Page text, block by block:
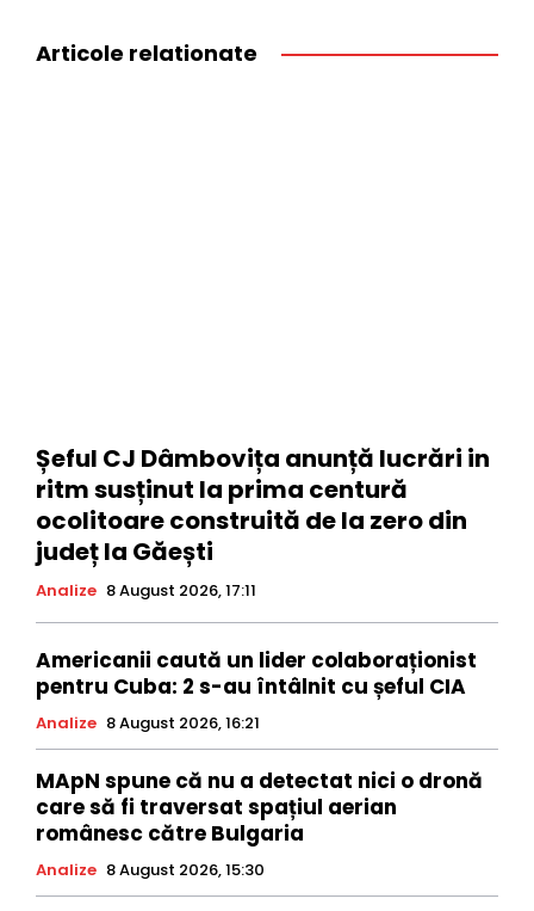
Articole relationate
Șeful CJ Dâmbovița anunță lucrări in
ritm susținut la prima centură
ocolitoare construită de la zero din
județ la Găești
Analize 8 August 2026, 17:11
Americanii caută un lider colaboraționist
pentru Cuba: 2 s-au întâlnit cu șeful CIA
Analize 8 August 2026, 16:21
MApN spune că nu a detectat nici o dronă
care să fi traversat spațiul aerian
românesc către Bulgaria
Analize 8 August 2026, 15:30